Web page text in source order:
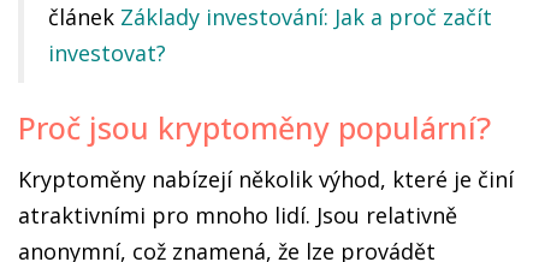
článek Základy investování: Jak a proč začít
investovat?
Proč jsou kryptoměny populární?
Kryptoměny nabízejí několik výhod, které je činí
atraktivními pro mnoho lidí. Jsou relativně
anonymní, což znamená, že lze provádět